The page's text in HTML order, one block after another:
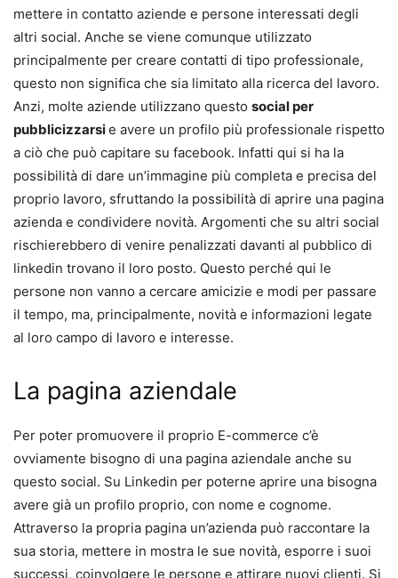
mettere in contatto aziende e persone interessati degli
altri social. Anche se viene comunque utilizzato
principalmente per creare contatti di tipo professionale,
questo non significa che sia limitato alla ricerca del lavoro.
Anzi, molte aziende utilizzano questo social per
pubblicizzarsie avere un profilo più professionale rispetto
a ciò che può capitare su facebook. Infatti qui si ha la
possibilità di dare un’immagine più completa e precisa del
proprio lavoro, sfruttando la possibilità di aprire una pagina
azienda e condividere novità. Argomenti che su altri social
rischierebbero di venire penalizzati davanti al pubblico di
linkedin trovano il loro posto. Questo perché qui le
persone non vanno a cercare amicizie e modi per passare
il tempo, ma, principalmente, novità e informazioni legate
al loro campo di lavoro e interesse.
La pagina aziendale
Per poter promuovere il proprio E-commerce c’è
ovviamente bisogno di una pagina aziendale anche su
questo social. Su Linkedin per poterne aprire una bisogna
avere già un profilo proprio, con nome e cognome.
Attraverso la propria pagina un’azienda può raccontare la
sua storia, mettere in mostra le sue novità, esporre i suoi
successi, coinvolgere le persone e attirare nuovi clienti. Si